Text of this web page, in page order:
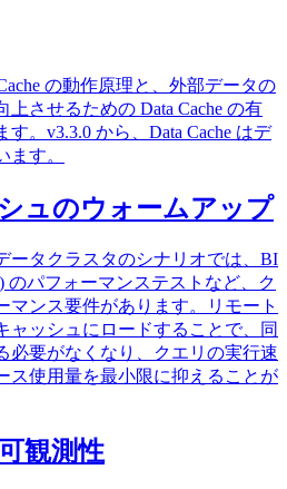
の動作原理と、外部データの
させるための Data Cache の有
。v3.3.0 から、Data Cache はデ
す。
ュのウォームアップ
ータクラスタのシナリオでは、BI
のパフォーマンステストなど、ク
マンス要件があります。リモート
ャッシュにロードすることで、同
必要がなくなり、クエリの実行速
ス使用量を最小限に抑えることが
観測性